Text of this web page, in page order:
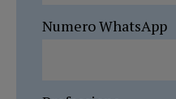
Numero WhatsApp